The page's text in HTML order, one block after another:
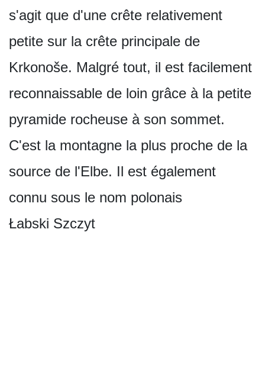
s'agit que d'une crête relativement
petite sur la crête principale de
Krkonoše. Malgré tout, il est facilement
reconnaissable de loin grâce à la petite
pyramide rocheuse à son sommet.
C'est la montagne la plus proche de la
source de l'Elbe. Il est également
connu sous le nom polonais
Łabski Szczyt